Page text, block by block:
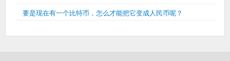
要是现在有一个比特币，怎么才能把它变成人民币呢？